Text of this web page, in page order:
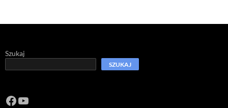
Szukaj
SZUKAJ
Facebook
https://www.youtube.com/channel/